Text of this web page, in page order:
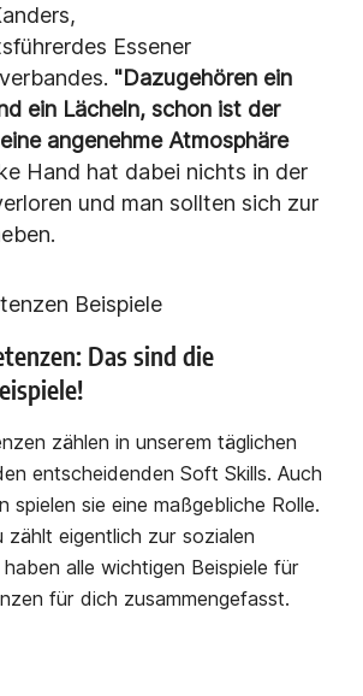
Essener
"Dazugehören ein
ein Lächeln, schon ist der
angenehme Atmosphäre
Hand hat dabei nichts in der
und man sollten sich zur
Das sind die
zählen in unserem täglichen
entscheidenden Soft Skills. Auch
spielen sie eine maßgebliche Rolle.
zählt eigentlich zur sozialen
alle wichtigen Beispiele für
für dich zusammengefasst.